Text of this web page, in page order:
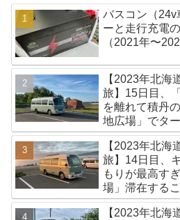
バスコン（24v
ーと走行充電
（2021年〜
【2023年北海
旅】15日目、
を離れて積丹
地広場」でタ
【2023年北海
旅】14日目、
もりが最高す
場」滞在する
【2023年北海